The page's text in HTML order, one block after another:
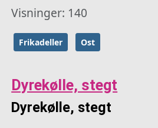
Visninger: 140
Frikadeller Ost
Dyrekølle, stegt
Dyrekølle, stegt